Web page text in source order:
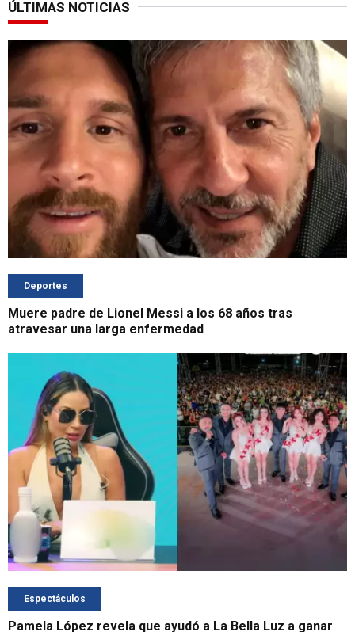
ÚLTIMAS NOTICIAS
Deportes
Muere padre de Lionel Messi a los 68 años tras
atravesar una larga enfermedad
Espectáculos
Pamela López revela que ayudó a La Bella Luz a ganar